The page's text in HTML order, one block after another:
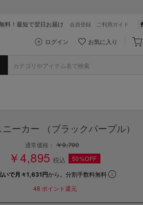
料！最短で翌日お届け 会員登録 ご利用ガイド
ログイン お気に入り
ーカー （ブラックパープル）
通常価格：￥9,790
￥4,895 税込 50%OFF
いで月々1,631円から。分割手数料無料
48 ポイント還元